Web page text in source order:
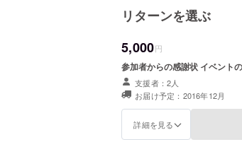
リターンを選ぶ
5,000円
参加者からの感謝状 イベント
支援者：2人
お届け予定：2016年12月
詳細を見る